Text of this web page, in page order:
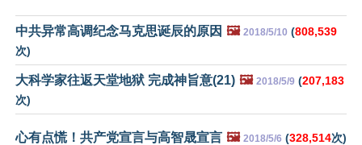
中共异常高调纪念马克思诞辰的原因 🖼️ 2018/5/10 (808,539
次)
大科学家往返天堂地狱 完成神旨意(21) 🖼️ 2018/5/9 (207,183
次)
心有点慌！共产党宣言与高智晟宣言 🖼️ 2018/5/6 (328,514次)